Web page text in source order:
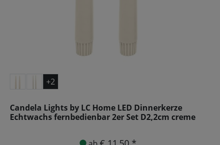
+2
Candela Lights by LC Home LED Dinnerkerze
Echtwachs fernbedienbar 2er Set D2,2cm creme